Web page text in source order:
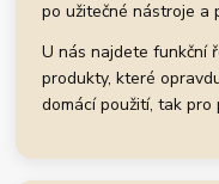
po užitečné nástroje a
U nás najdete funkční
produkty, které
domácí použití, tak pro